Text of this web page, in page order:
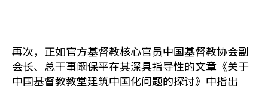
再次，正如官方基督教核心官员中国基督教协会副
会长、总干事阚保平在其深具指导性的文章《关于
中国基督教教堂建筑中国化问题的探讨》中指出